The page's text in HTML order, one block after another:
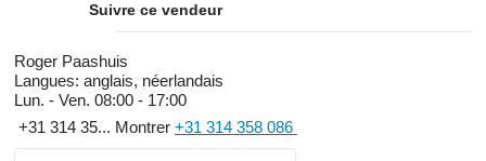
Suivre ce vendeur
Roger Paashuis
Langues: anglais, néerlandais
Lun. - Ven. 08:00 - 17:00
+31 314 35... Montrer +31 314 358 086